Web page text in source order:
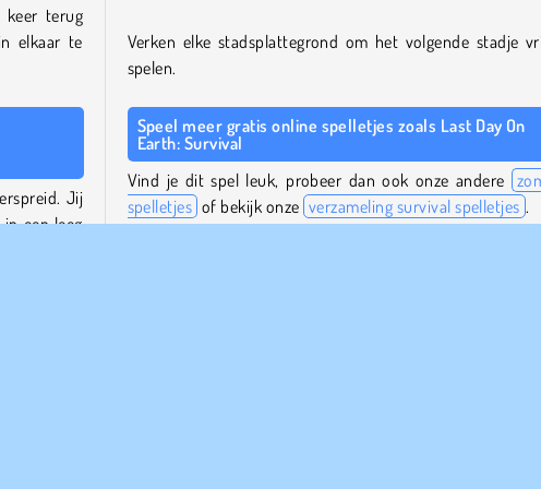
keer terug
elkaar te
Jij
een leeg
Verken elke stadsplattegrond om het volgende stadje
spelen.
Speel meer gratis online spelletjes zoals Last Day On
Earth: Survival
Vind je dit spel leuk, probeer dan ook onze andere
spelletjes of bekijk onze verzameling survival spelletjes .